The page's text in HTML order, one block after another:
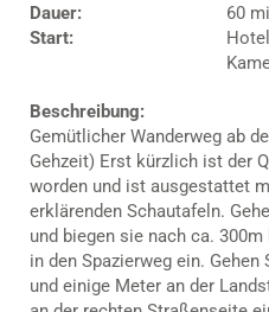
Dauer:
60
Start:
Beschreibung:
Gemütlicher Wanderweg ab
Gehzeit) Erst kürzlich ist der
worden und ist ausgestattet
erklärenden Schautafeln.
und biegen sie nach ca.
in den Spazierweg ein.
und einige Meter an der